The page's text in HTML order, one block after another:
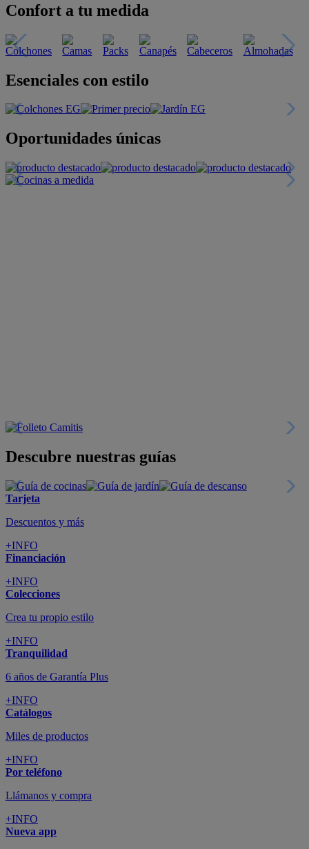
Confort a tu medida
Esenciales con estilo
Oportunidades únicas
Descubre nuestras guías
Tarjeta
Descuentos y más
+INFO
Financiación
+INFO
Colecciones
Crea tu propio estilo
+INFO
Tranquilidad
6 años de Garantía Plus
+INFO
Catálogos
Miles de productos
+INFO
Por teléfono
Llámanos y compra
+INFO
Nueva app